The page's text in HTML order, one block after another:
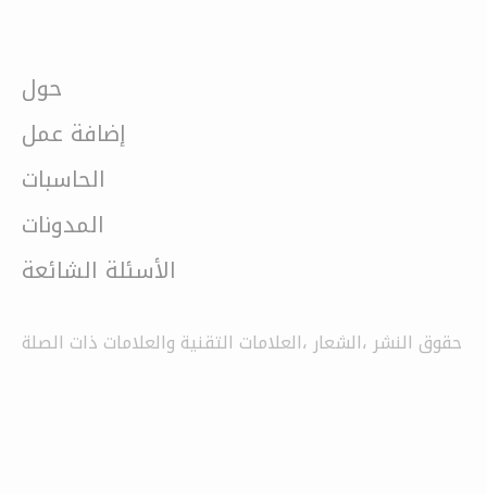
حول
إضافة عمل
الحاسبات
المدونات
الأسئلة الشائعة
حقوق النشر ،الشعار ،العلامات التقنية والعلامات ذات الصلة